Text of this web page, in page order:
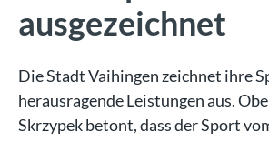
ausgezeichnet
Die Stadt Vaihingen zeichnet ihre
herausragende Leistungen aus.
Skrzypek betont, dass der Sport